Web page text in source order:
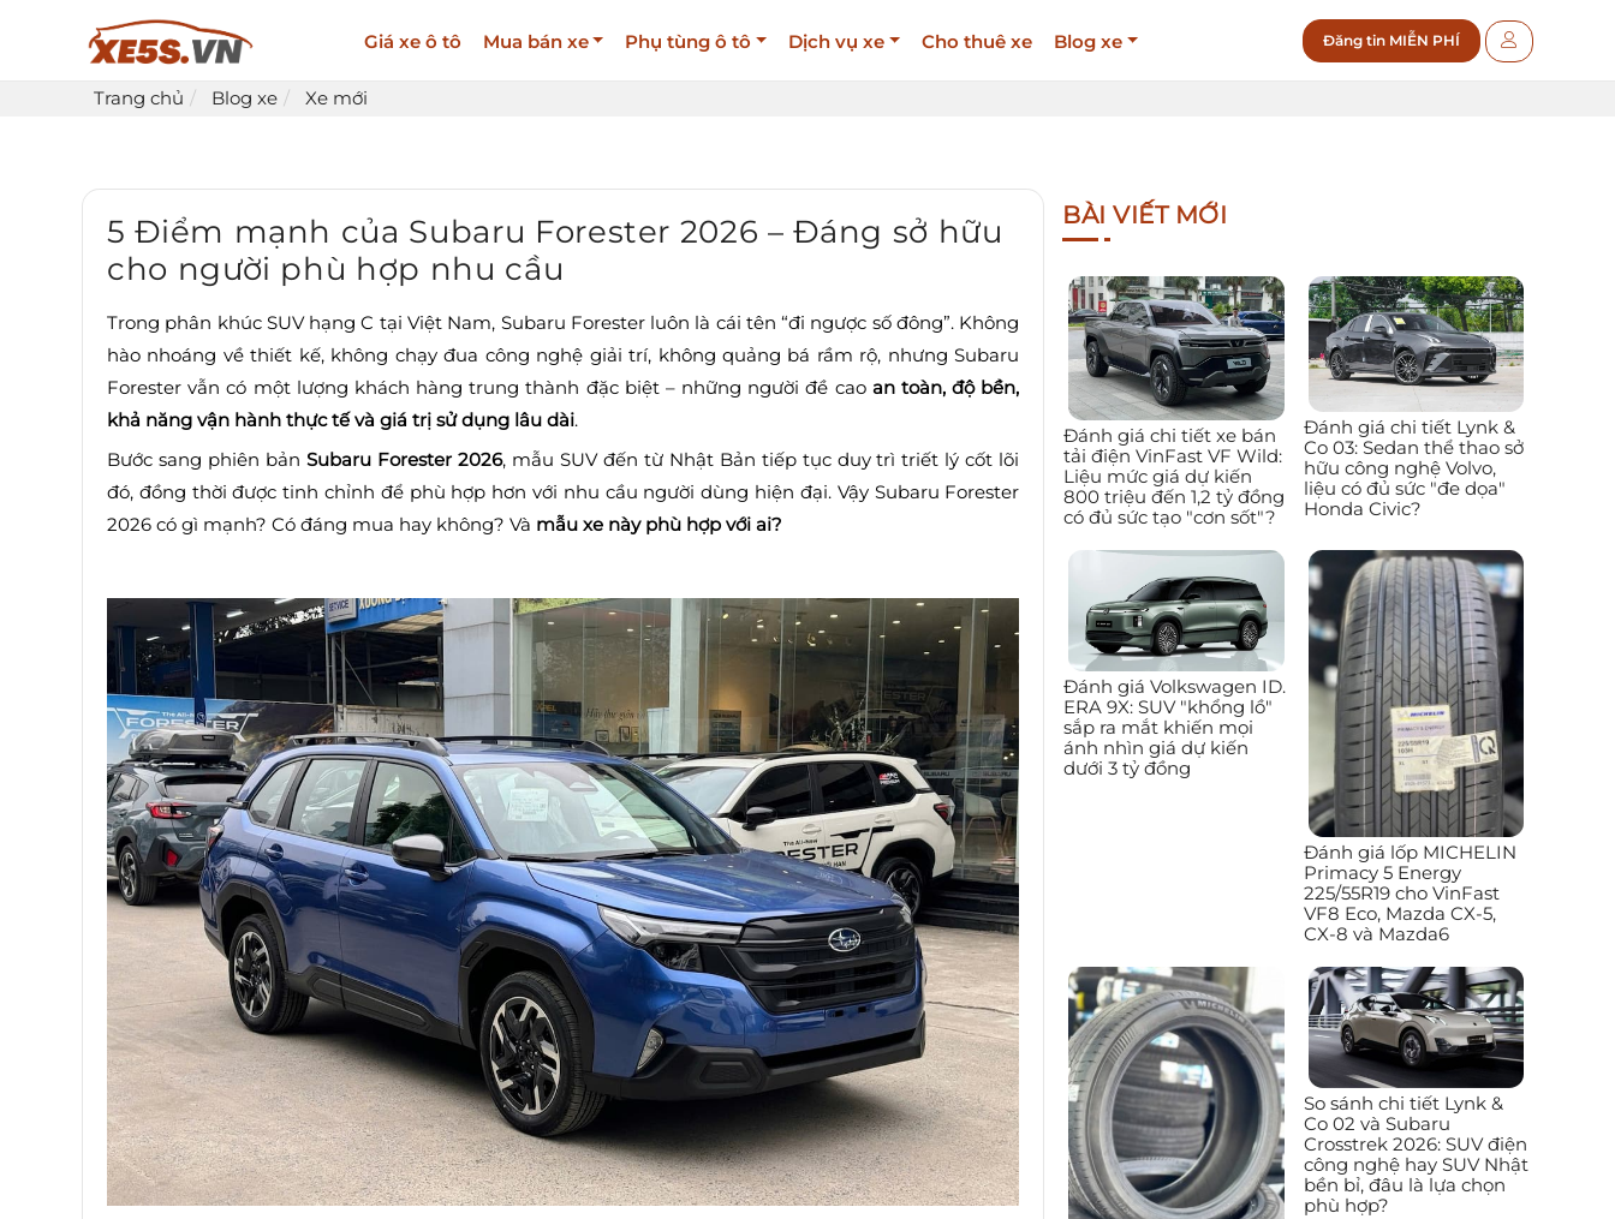
Giá xe ô tô Mua bán xe Phụ tùng ô tô Dịch vụ xe Cho thuê xe Blog xe Đăng tin MIỄN PHÍ
Trang chủ Blog xe Xe mới
5 Điểm mạnh của Subaru Forester 2026 – Đáng sở hữu
cho người phù hợp nhu cầu
Trong phân khúc SUV hạng C tại Việt Nam, Subaru Forester luôn là cái tên “đi ngược số đông”. Không
hào nhoáng về thiết kế, không chạy đua công nghệ giải trí, không quảng bá rầm rộ, nhưng Subaru
Forester vẫn có một lượng khách hàng trung thành đặc biệt – những người đề cao an toàn, độ bền,
khả năng vận hành thực tế và giá trị sử dụng lâu dài.
Bước sang phiên bản Subaru Forester 2026, mẫu SUV đến từ Nhật Bản tiếp tục duy trì triết lý cốt lõi
đó, đồng thời được tinh chỉnh để phù hợp hơn với nhu cầu người dùng hiện đại. Vậy Subaru Forester
2026 có gì mạnh? Có đáng mua hay không? Và mẫu xe này phù hợp với ai?
BÀI VIẾT MỚI
Đánh giá chi tiết xe bán
tải điện VinFast VF Wild:
Liệu mức giá dự kiến
800 triệu đến 1,2 tỷ đồng
có đủ sức tạo "cơn sốt"?
Đánh giá chi tiết Lynk &
Co 03: Sedan thể thao sở
hữu công nghệ Volvo,
liệu có đủ sức "đe dọa"
Honda Civic?
Đánh giá Volkswagen ID.
ERA 9X: SUV "khổng lồ"
sắp ra mắt khiến mọi
ánh nhìn giá dự kiến
dưới 3 tỷ đồng
Đánh giá lốp MICHELIN
Primacy 5 Energy
225/55R19 cho VinFast
VF8 Eco, Mazda CX-5,
CX-8 và Mazda6
So sánh chi tiết Lynk &
Co 02 và Subaru
Crosstrek 2026: SUV điện
công nghệ hay SUV Nhật
bền bỉ, đâu là lựa chọn
phù hợp?